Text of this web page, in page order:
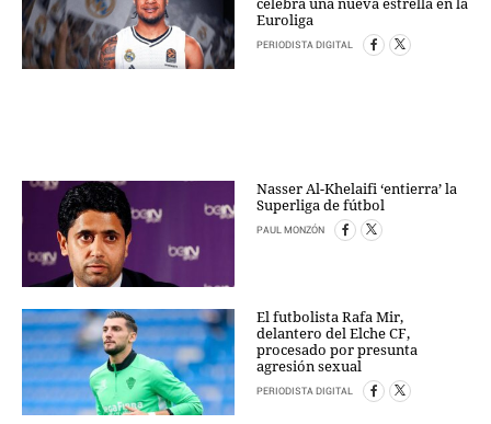
Euroliga
PERIODISTA DIGITAL
Nasser Al-Khelaifi ‘entierra’ la
Superliga de fútbol
PAUL MONZÓN
El futbolista Rafa Mir,
delantero del Elche CF,
procesado por presunta
agresión sexual
PERIODISTA DIGITAL